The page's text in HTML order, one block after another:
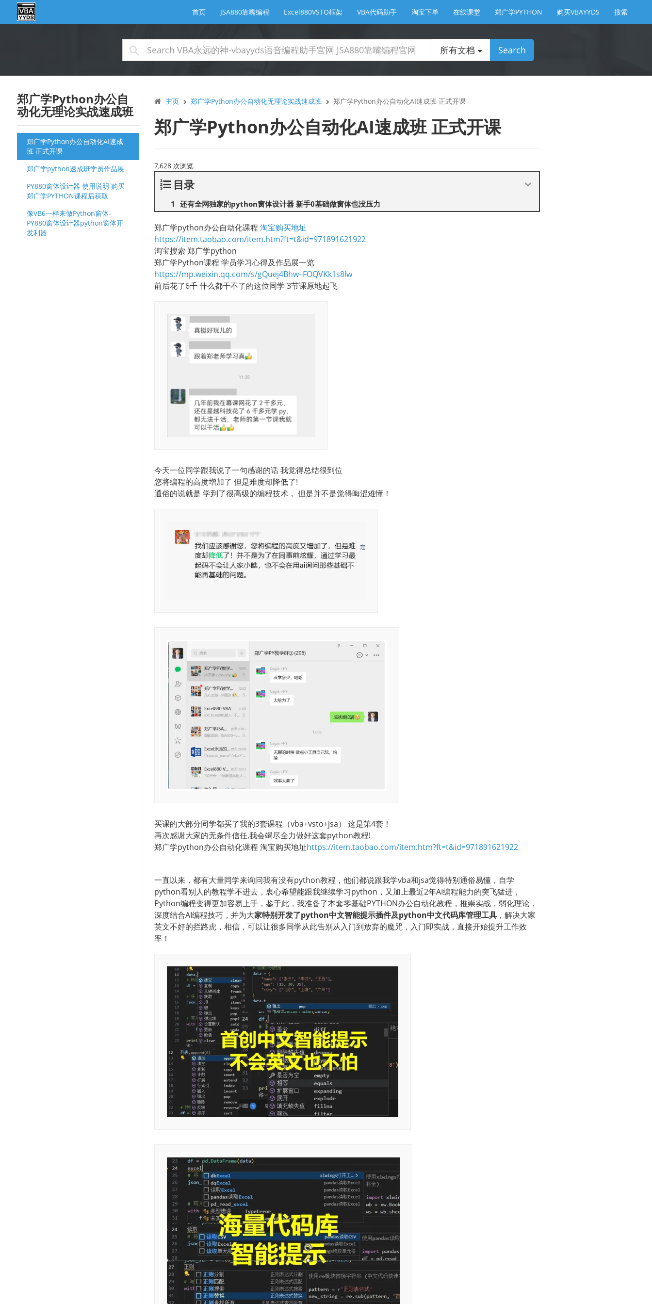
首页 JSA880靠嘴编程 Excel880VSTO框架 VBA代码助手 淘宝下单 在线课堂 郑广学PYTHON 购买VBAYYDS 搜索
所有文档 Search
郑广学Python办公自
动化无理论实战速成班
郑广学Python办公自动化AI速成
班 正式开课
郑广学python速成班学员作品展
PY880窗体设计器 使用说明 购买
郑广学PYTHON课程后获取
像VB6一样来做Python窗体-
PY880窗体设计器python窗体开
发利器
主页 郑广学Python办公自动化无理论实战速成班 郑广学Python办公自动化AI速成班 正式开课
郑广学Python办公自动化AI速成班 正式开课
7,628 次浏览
目录
还有全网独家的python窗体设计器 新手0基础做窗体也没压力
郑广学python办公自动化课程淘宝购买地址
https://item.taobao.com/item.htm?ft=t&id=971891621922
淘宝搜索 郑广学python
郑广学Python课程 学员学习心得及作品展一览
https://mp.weixin.qq.com/s/gQuej4Bhw–FOQVKk1s8lw
前后花了6千 什么都干不了的这位同学 3节课原地起飞
今天一位同学跟我说了一句感谢的话 我觉得总结很到位
您将编程的高度增加了 但是难度却降低了!
通俗的说就是 学到了很高级的编程技术， 但是并不是觉得晦涩难懂！
买课的大部分同学都买了我的3套课程（vba+vsto+jsa） 这是第4套！
再次感谢大家的无条件信任,我会竭尽全力做好这套python教程!
郑广学python办公自动化课程 淘宝购买地址https://item.taobao.com/item.htm?ft=t&id=971891621922
一直以来，都有大量同学来询问我有没有python教程，他们都说跟我学vba和jsa觉得特别通俗易懂，自学
python看别人的教程学不进去，衷心希望能跟我继续学习python，又加上最近2年AI编程能力的突飞猛进 ，
Python编程变得更加容易上手 ，鉴于此，我准备了本套零基础PYTHON办公自动化教程，推崇实战，弱化理论，
深度结合AI编程技巧，并为大家特别开发了python中文智能提示插件及python中文代码库管理工具 ，解决大家
英文不好的拦路虎 ，相信，可以让很多同学从此告别从入门到放弃的魔咒，入门即实战，直接开始提升工作效
率！